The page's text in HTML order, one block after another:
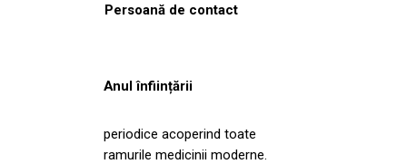
Persoană de contact
Anul înființării
periodice acoperind toate
ramurile medicinii moderne.